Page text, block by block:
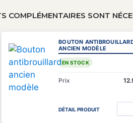
COMPLÉMENTAIRES SONT
BOUTON
ANCIEN MODÈLE
EN STOCK
Prix
DÉTAIL PRODUIT